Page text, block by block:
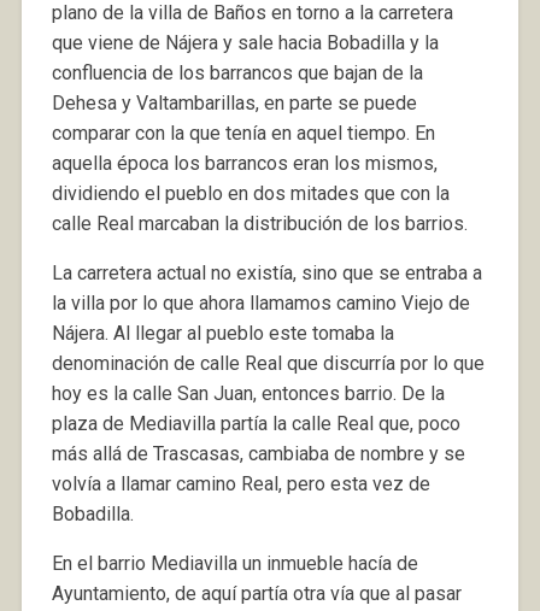
plano de la villa de Baños en torno a la carretera
que viene de Nájera y sale hacia Bobadilla y la
confluencia de los barrancos que bajan de la
Dehesa y Valtambarillas, en parte se puede
comparar con la que tenía en aquel tiempo. En
aquella época los barrancos eran los mismos,
dividiendo el pueblo en dos mitades que con la
calle Real marcaban la distribución de los barrios.
La carretera actual no existía, sino que se entraba a
la villa por lo que ahora llamamos camino Viejo de
Nájera. Al llegar al pueblo este tomaba la
denominación de calle Real que discurría por lo que
hoy es la calle San Juan, entonces barrio. De la
plaza de Mediavilla partía la calle Real que, poco
más allá de Trascasas, cambiaba de nombre y se
volvía a llamar camino Real, pero esta vez de
Bobadilla.
En el barrio Mediavilla un inmueble hacía de
Ayuntamiento, de aquí partía otra vía que al pasar